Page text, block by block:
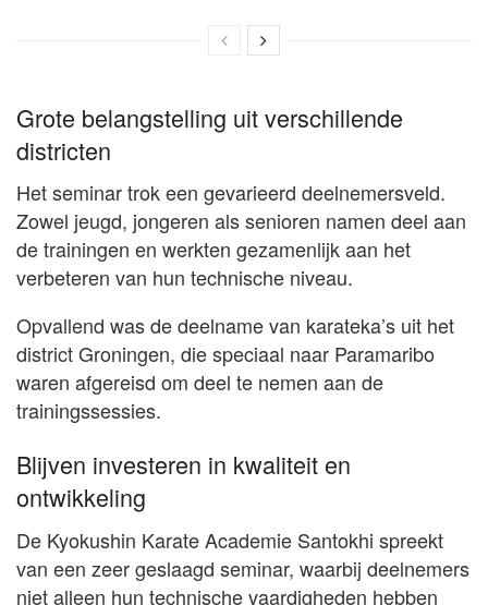
Grote belangstelling uit verschillende
districten
Het seminar trok een gevarieerd deelnemersveld.
Zowel jeugd, jongeren als senioren namen deel aan
de trainingen en werkten gezamenlijk aan het
verbeteren van hun technische niveau.
Opvallend was de deelname van karateka’s uit het
district Groningen, die speciaal naar Paramaribo
waren afgereisd om deel te nemen aan de
trainingssessies.
Blijven investeren in kwaliteit en
ontwikkeling
De Kyokushin Karate Academie Santokhi spreekt
van een zeer geslaagd seminar, waarbij deelnemers
niet alleen hun technische vaardigheden hebben